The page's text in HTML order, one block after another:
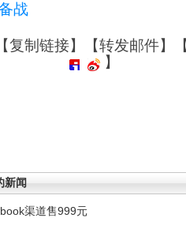
战
复制链接】【转发邮件】
】
新闻
渠道售999元